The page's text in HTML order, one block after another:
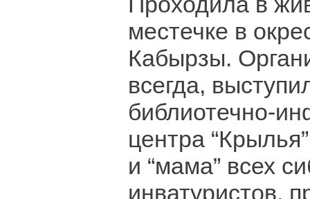
местечке в
Кабырзы.
всегда,
библиотечно-
центра
и “мама” всех
инватуристов,